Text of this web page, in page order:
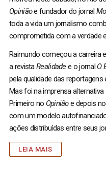
Opiniãoe fundador do jornal
toda a vida um jornalismo
comprometida com a verdade
Raimundo começou a carreira
a revistaRealidadee o jornal O
pela qualidade das
Mas foi na imprensa
Primeiro no Opiniãoe depois no
com um modelo
ações distribuídas entre seus
LEIA MAIS